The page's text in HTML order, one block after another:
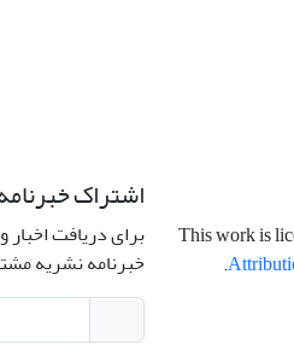
This work is
.
اشتراک
برای دریافت
خبرنامه نشریه